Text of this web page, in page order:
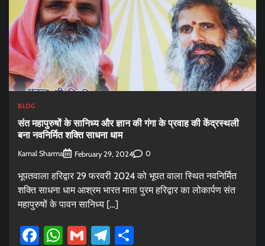
BLOG
संत महापुरुषों के सानिध्य और ज्ञान की गंगा के प्रवाह की केंद्रस्थली
बना नवनिर्मित शक्ति साधना धाम
Kamal Sharma February 29, 2024 0
भूपतवाला हरिद्वार 29 फरवरी 2024 को भूपत वाला स्थित नवनिर्मित
शक्ति साधना धाम आश्रम भारत माता पुरम हरिद्वार का लोकार्पण संत
महापुरुषों के पावन सानिध्य […]
Facebook
WhatsApp
GmailTelegram